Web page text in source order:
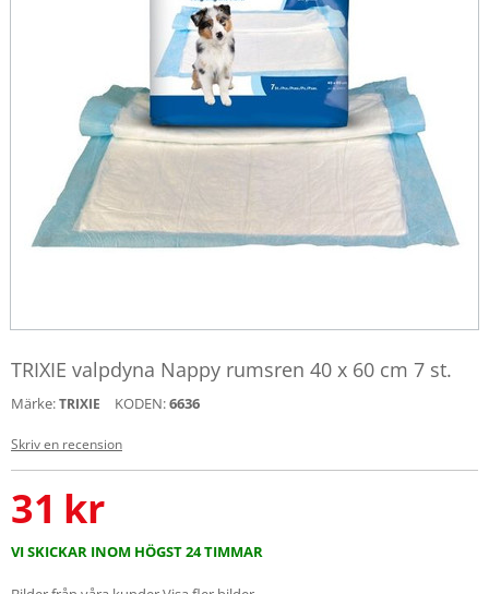
TRIXIE valpdyna Nappy rumsren 40 x 60 cm 7 st.
Märke:TRIXIE KODEN:6636
Skriv en recension
31 kr
VI SKICKAR INOM HÖGST 24 TIMMAR